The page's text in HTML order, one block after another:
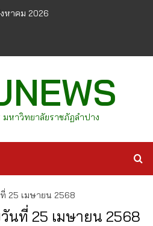
หาคม 2026
มหาวิทยาลัยราชภัฏลำปาง
25 เมษายน 2568
นที่ 25 เมษายน 2568